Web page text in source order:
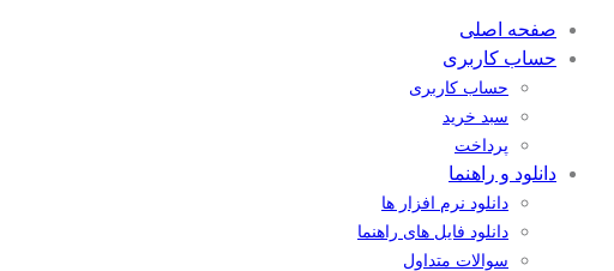
صفحه اصلی
حساب کاربری
حساب کاربری
سبد خرید
پرداخت
دانلود و راهنما
دانلود نرم افزار ها
دانلود فایل های راهنما
سوالات متداول